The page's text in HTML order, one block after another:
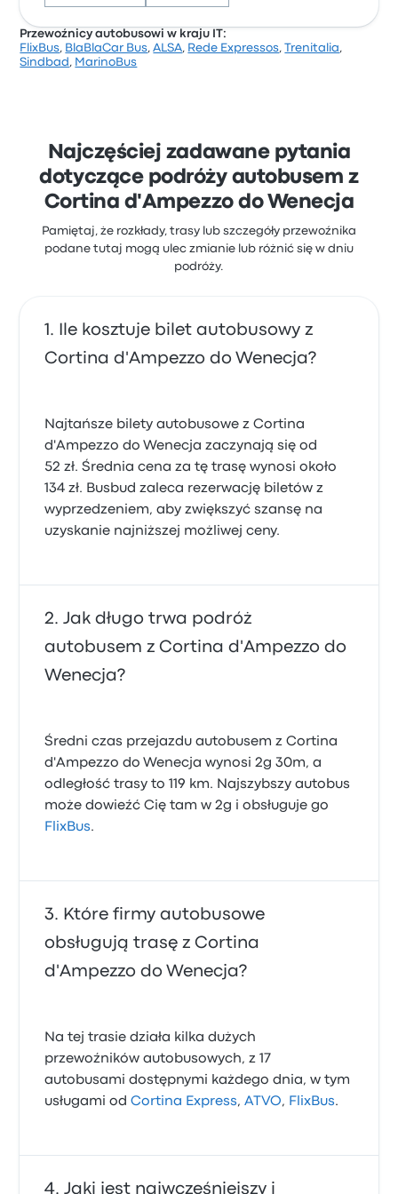
Na podstawie 15011 opinii firma otrzymała w Busbud
Przewoźnicy autobusowi w kraju IT:
FlixBus, BlaBlaCar Bus,ALSA, Rede Expressos,Trenitalia,
Sindbad , MarinoBus
Najczęściej zadawane pytania
dotyczące podróży autobusem z
Cortina d'Ampezzo do Wenecja
Pamiętaj, że rozkłady, trasy lub szczegóły przewoźnika
podane tutaj mogą ulec zmianie lub różnić się w dniu
podróży.
Ile kosztuje bilet autobusowy z
Cortina d'Ampezzo do Wenecja?
Najtańsze bilety autobusowe z Cortina
d'Ampezzo do Wenecja zaczynają się od
52 zł. Średnia cena za tę trasę wynosi około
134 zł. Busbud zaleca rezerwację biletów z
wyprzedzeniem, aby zwiększyć szansę na
uzyskanie najniższej możliwej ceny.
Jak długo trwa podróż
autobusem z Cortina d'Ampezzo do
Wenecja?
Średni czas przejazdu autobusem z Cortina
d'Ampezzo do Wenecja wynosi 2g 30m, a
odległość trasy to 119 km. Najszybszy autobus
może dowieźć Cię tam w 2g i obsługuje go
FlixBus.
Które firmy autobusowe
obsługują trasę z Cortina
d'Ampezzo do Wenecja?
Na tej trasie działa kilka dużych
przewoźników autobusowych, z 17
autobusami dostępnymi każdego dnia, w tym
usługami odCortina Express,ATVO, FlixBus.
Jaki jest najwcześniejszy i